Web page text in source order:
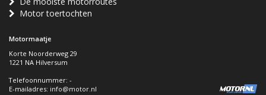
Motor toertochten
Motormaatje
Korte Noorderweg 29
1221 NA Hilversum
Telefoonnummer: -
E-mailadres: info@motor.nl